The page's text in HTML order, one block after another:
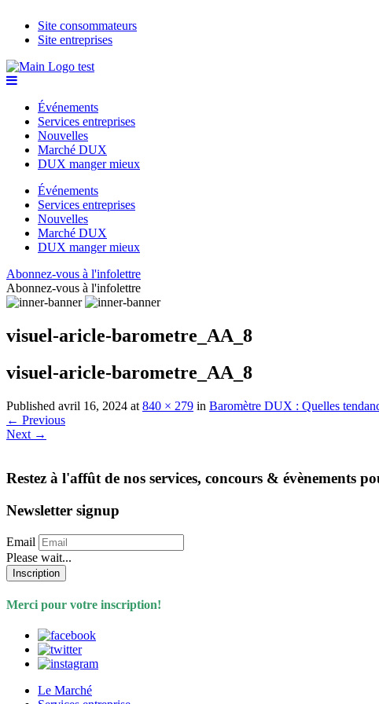
Site consommateurs
Site entreprises
Événements
Services entreprises
Nouvelles
Marché DUX
DUX manger mieux
Événements
Services entreprises
Nouvelles
Marché DUX
DUX manger mieux
Abonnez-vous à l'infolettre
Abonnez-vous à l'infolettre
visuel-aricle-barometre_AA_8
visuel-aricle-barometre_AA_8
Published avril 16, 2024 at 840 × 279 in Baromètre DUX : Quelles
← Previous
Next →
Restez à l'affût de nos services, concours & évènements
Newsletter signup
Email
Please wait...
Inscription
Merci pour votre inscription!
Le Marché